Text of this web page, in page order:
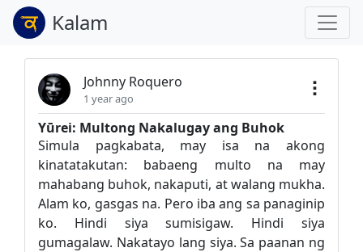
Kalam
Johnny Roquero
1 year ago
Yūrei: Multong Nakalugay ang Buhok
Simula pagkabata, may isa na akong
kinatatakutan: babaeng multo na may
mahabang buhok, nakaputi, at walang mukha.
Alam ko, gasgas na. Pero iba ang sa panaginip
ko. Hindi siya sumisigaw. Hindi siya
gumagalaw. Nakatayo lang siya. Sa paanan ng